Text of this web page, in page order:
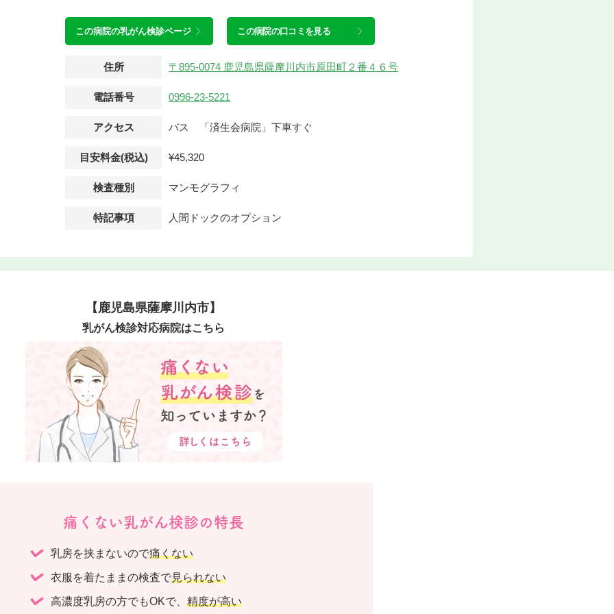
この病院の乳がん検診ページ この病院の口コミを見る
住所 〒895-0074 鹿児島県薩摩川内市原田町２番４６号
電話番号 0996-23-5221
アクセス バス 「済生会病院」下車すぐ
目安料金(税込) ¥45,320
検査種別 マンモグラフィ
特記事項 人間ドックのオプション
【鹿児島県薩摩川内市】
乳がん検診対応病院はこちら
痛くない乳がん検診の特長
乳房を挟まないので痛くない
衣服を着たままの検査で見られない
高濃度乳房の方でもOKで、 精度が高い